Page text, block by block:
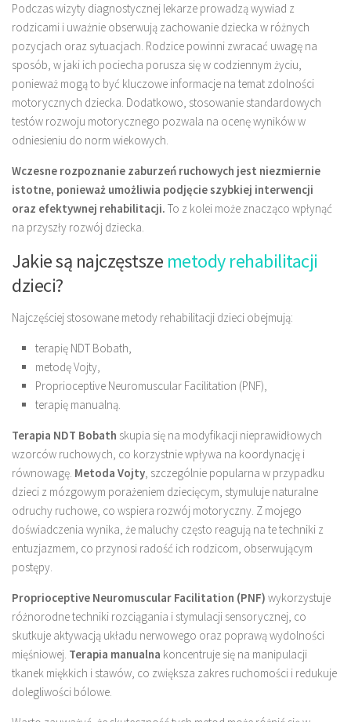
Podczas wizyty diagnostycznej lekarze prowadzą wywiad z
rodzicami i uważnie obserwują zachowanie dziecka w różnych
pozycjach oraz sytuacjach. Rodzice powinni zwracać uwagę na
sposób, w jaki ich pociecha porusza się w codziennym życiu,
ponieważ mogą to być kluczowe informacje na temat zdolności
motorycznych dziecka. Dodatkowo, stosowanie standardowych
testów rozwoju motorycznego pozwala na ocenę wyników w
odniesieniu do norm wiekowych.
Wczesne rozpoznanie zaburzeń ruchowych jest niezmiernie
istotne, ponieważ umożliwia podjęcie szybkiej interwencji
oraz efektywnej rehabilitacji. To z kolei może znacząco wpłynąć
na przyszły rozwój dziecka.
Jakie są najczęstsze metody rehabilitacji
dzieci?
Najczęściej stosowane metody rehabilitacji dzieci obejmują:
terapię NDT Bobath,
metodę Vojty,
Proprioceptive Neuromuscular Facilitation (PNF),
terapię manualną.
Terapia NDT Bobath skupia się na modyfikacji nieprawidłowych
wzorców ruchowych, co korzystnie wpływa na koordynację i
równowagę. Metoda Vojty, szczególnie popularna w przypadku
dzieci z mózgowym porażeniem dziecięcym, stymuluje naturalne
odruchy ruchowe, co wspiera rozwój motoryczny. Z mojego
doświadczenia wynika, że maluchy często reagują na te techniki z
entuzjazmem, co przynosi radość ich rodzicom, obserwującym
postępy.
Proprioceptive Neuromuscular Facilitation (PNF) wykorzystuje
różnorodne techniki rozciągania i stymulacji sensorycznej, co
skutkuje aktywacją układu nerwowego oraz poprawą wydolności
mięśniowej. Terapia manualna koncentruje się na manipulacji
tkanek miękkich i stawów, co zwiększa zakres ruchomości i redukuje
dolegliwości bólowe.